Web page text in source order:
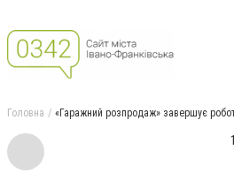
Головна «Гаражний розпродаж» завершує